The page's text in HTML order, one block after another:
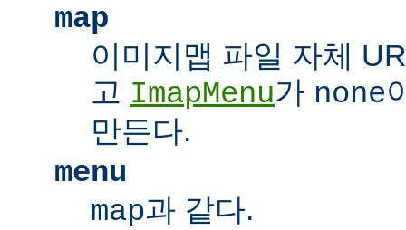
map
이미지맵 파일 자체
고 ImapMenu가 none
만든다.
menu
map과 같다.